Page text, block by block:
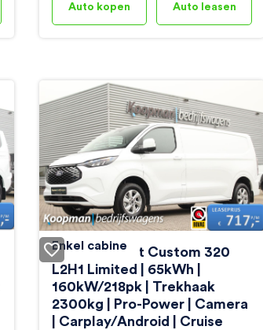
Auto kopen Auto leasen
Enkel cabine
Ford E-Transit Custom 320
L2H1 Limited | 65kWh |
160kW/218pk | Trekhaak
2300kg | Pro-Power | Camera
| Carplay/Android | Cruise